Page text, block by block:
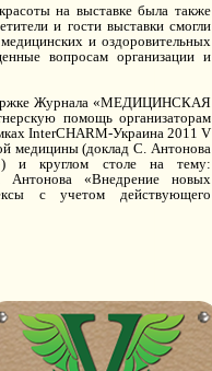
на выставке была также
и гости выставки смогли
и оздоровительных
вопросам организации и
Журнала «МЕДИЦИНСКАЯ
помощь организаторам
InterCHARM-Украина 2011 V
медицины (доклад С. Антонова
и круглом столе на тему:
«Внедрение новых
с учетом действующего